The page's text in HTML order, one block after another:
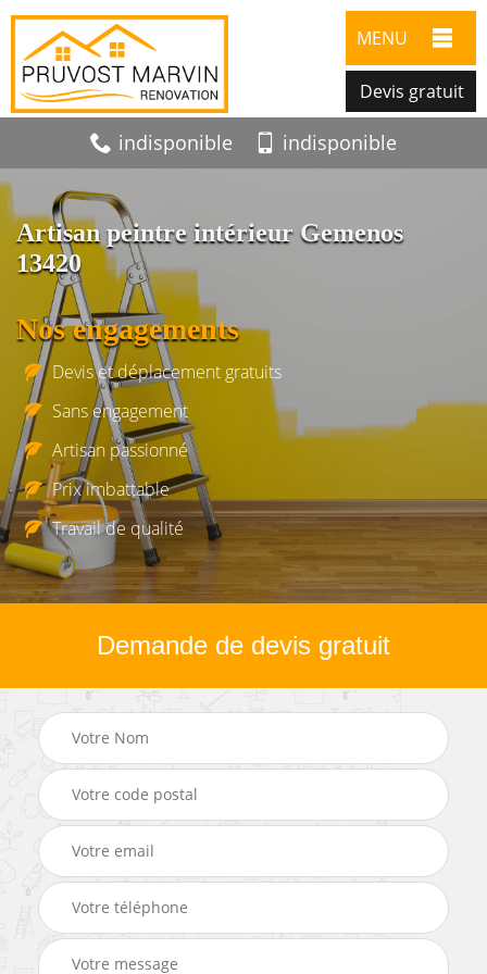
MENU
Devis gratuit
indisponible indisponible
Artisan peintre intérieur Gemenos
13420
Nos engagements
Devis et déplacement gratuits
Sans engagement
Artisan passionné
Prix imbattable
Travail de qualité
Demande de devis gratuit